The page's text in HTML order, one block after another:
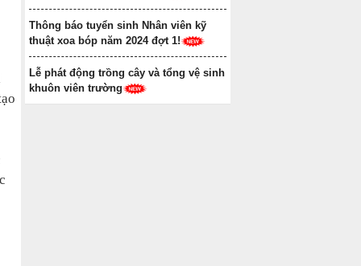
Thông báo tuyển sinh Nhân viên kỹ
thuật xoa bóp năm 2024 đợt 1!
Lễ phát động trồng cây và tổng vệ sinh
khuôn viên trường